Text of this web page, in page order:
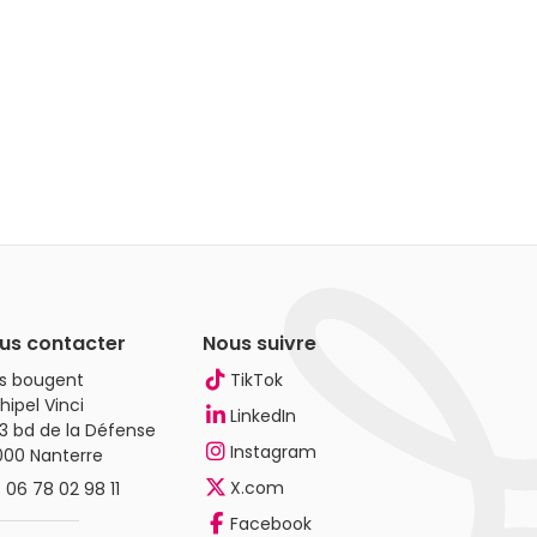
contacter
bougent
Vinci
bd de la Défense
Nanterre
06 78 02 98 11
Nous suivre
TikTok
LinkedIn
Instagram
X.com
Facebook